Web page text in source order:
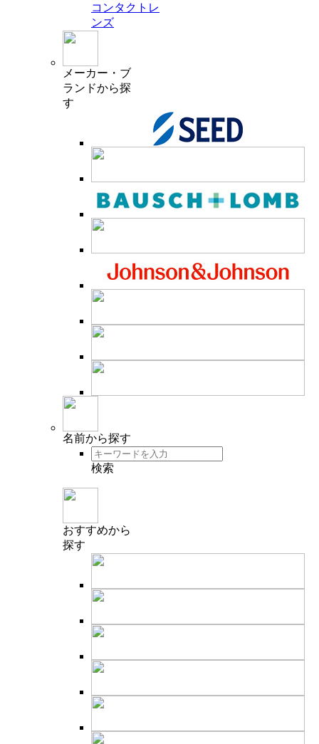
コンタクトレ
ンズ
メーカー・ブ
ランドから探
す
名前から探す
検索
おすすめから
探す